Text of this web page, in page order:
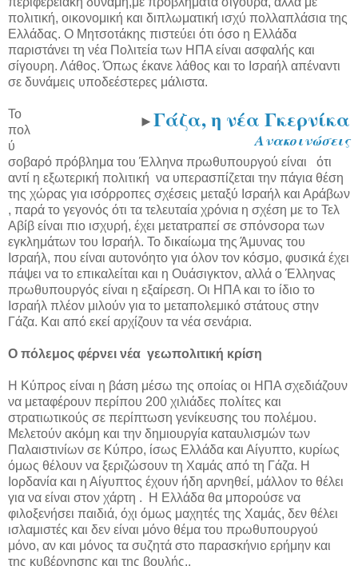
πολιτική, οικονομική και διπλωματική ισχύ πολλαπλάσια της
Ελλάδας. Ο Μητσοτάκης πιστεύει ότι όσο η Ελλάδα
παριστάνει τη νέα Πολιτεία των ΗΠΑ είναι ασφαλής και
σίγουρη. Λάθος. Όπως έκανε λάθος και το Ισραήλ απέναντι
σε δυνάμεις υποδεέστερες μάλιστα.
►Γάζα, η νέα Γκερνίκα
Ανακοινώσεις
Το
πολ
ύ
σοβαρό πρόβλημα του Έλληνα πρωθυπουργού είναι ότι
αντί η εξωτερική πολιτική να υπερασπίζεται την πάγια θέση
της χώρας για ισόρροπες σχέσεις μεταξύ Ισραήλ και Αράβων
, παρά το γεγονός ότι τα τελευταία χρόνια η σχέση με το Τελ
Αβίβ είναι πιο ισχυρή, έχει μετατραπεί σε σπόνσορα των
εγκλημάτων του Ισραήλ. Το δικαίωμα της Άμυνας του
Ισραήλ, που είναι αυτονόητο για όλον τον κόσμο, φυσικά έχει
πάψει να το επικαλείται και η Ουάσιγκτον, αλλά ο Έλληνας
πρωθυπουργός είναι η εξαίρεση. Οι ΗΠΑ και το ίδιο το
Ισραήλ πλέον μιλούν για το μεταπολεμικό στάτους στην
Γάζα. Και από εκεί αρχίζουν τα νέα σενάρια.
Ο πόλεμος φέρνει νέα γεωπολιτική κρίση
Η Κύπρος είναι η βάση μέσω της οποίας οι ΗΠΑ σχεδιάζουν
να μεταφέρουν περίπου 200 χιλιάδες πολίτες και
στρατιωτικούς σε περίπτωση γενίκευσης του πολέμου.
Μελετούν ακόμη και την δημιουργία καταυλισμών των
Παλαιστινίων σε Κύπρο, ίσως Ελλάδα και Αίγυπτο, κυρίως
όμως θέλουν να ξεριζώσουν τη Χαμάς από τη Γάζα. Η
Ιορδανία και η Αίγυπτος έχουν ήδη αρνηθεί, μάλλον το θέλει
για να είναι στον χάρτη . Η Ελλάδα θα μπορούσε να
φιλοξενήσει παιδιά, όχι όμως μαχητές της Χαμάς, δεν θέλει
ισλαμιστές και δεν είναι μόνο θέμα του πρωθυπουργού
μόνο, αν και μόνος τα συζητά στο παρασκήνιο ερήμην και
της κυβέρνησης και της βουλής..